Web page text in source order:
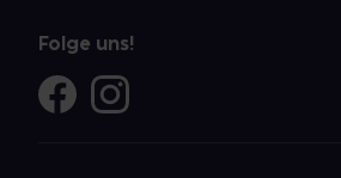
Folge uns!